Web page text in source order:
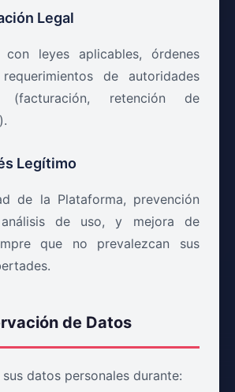
Legal
con leyes aplicables, órdenes
de autoridades
(facturación, retención de
Legítimo
de la Plataforma, prevención
de uso, y mejora de
que no prevalezcan sus
de Datos
datos personales durante: